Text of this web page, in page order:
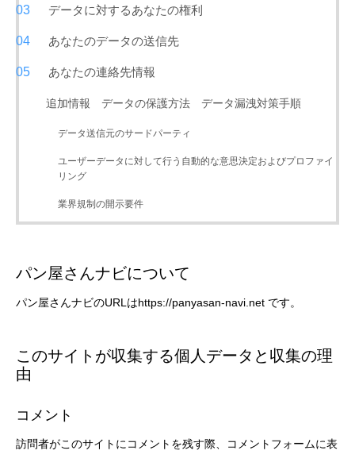
データに対するあなたの権利
あなたのデータの送信先
あなたの連絡先情報
追加情報 データの保護方法 データ漏洩対策手順
データ送信元のサードパーティ
ユーザーデータに対して行う自動的な意思決定およびプロファイ
リング
業界規制の開示要件
パン屋さんナビについて
パン屋さんナビのURLはhttps://panyasan-navi.net です。
このサイトが収集する個人データと収集の理
由
コメント
訪問者がこのサイトにコメントを残す際、コメントフォームに表